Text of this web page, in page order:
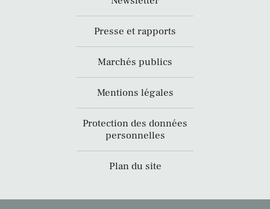
Presse et rapports
Marchés publics
Mentions légales
Protection des données
personnelles
Plan du site